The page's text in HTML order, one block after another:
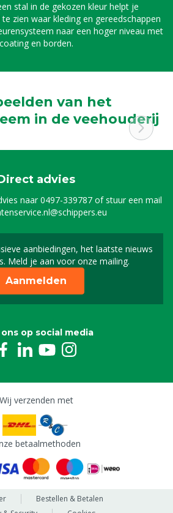
stal in de gekozen kleur helpt je
zien waar kleding en gereedschappen
naar een hoger niveau met
coating en borden.
van het
in de veehouderij
advies
naar0497-339787of stuur een mail
aanbiedingen, het laatste nieuws
Meld je aan voor onze mailing.
Schrijf je in voor onze
Aanmelden
op social media
Wij verzenden met
betaalmethoden
Bestellen & Betalen